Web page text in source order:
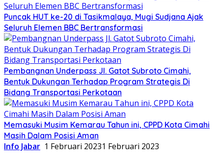
Puncak HUT ke-20 di Tasikmalaya, Mugi Sudjana Ajak
Seluruh Elemen BBC Bertransformasi
Pembangnan Underpass Jl. Gatot Subroto Cimahi,
Bentuk Dukungan Terhadap Program Strategis Di
Bidang Transportasi Perkotaan
Memasuki Musim Kemarau Tahun ini, CPPD Kota Cimahi
Masih Dalam Posisi Aman
Info Jabar 1 Februari 20231 Februari 2023